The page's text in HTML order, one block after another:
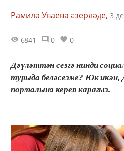
Рамилә Уваева әзерләде, 3
6841 0 0
Дәүләттән сезгә нинди
турыда беләсезме? Юк икән,
порталына кереп карагыз.